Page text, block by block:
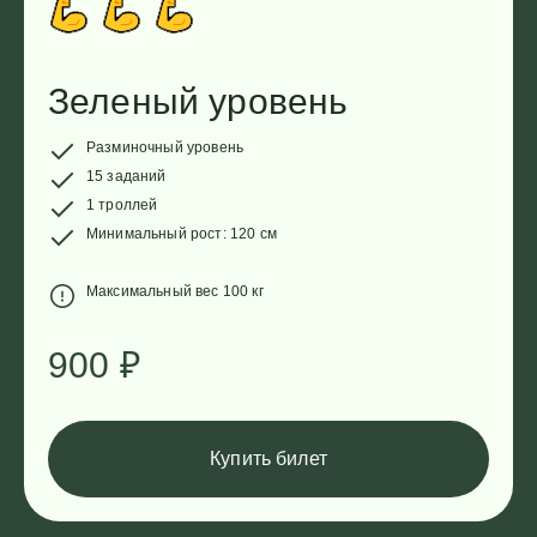
Зеленый уровень
Разминочный уровень
15 заданий
1 троллей
Минимальный рост: 120 см
Максимальный вес 100 кг
900 ₽
Купить билет